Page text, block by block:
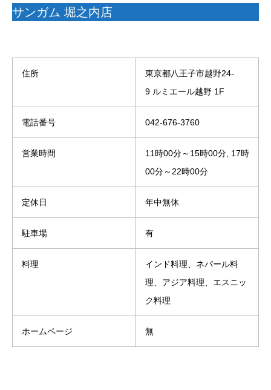
サンガム 堀之内店
住所
東京都八王子市越野24-
9 ルミエール越野 1F
電話番号 042-676-3760
営業時間
11時00分～15時00分, 17時
00分～22時00分
定休日 年中無休
駐車場 有
料理
インド料理、ネパール料
理、アジア料理、エスニッ
ク料理
ホームページ 無